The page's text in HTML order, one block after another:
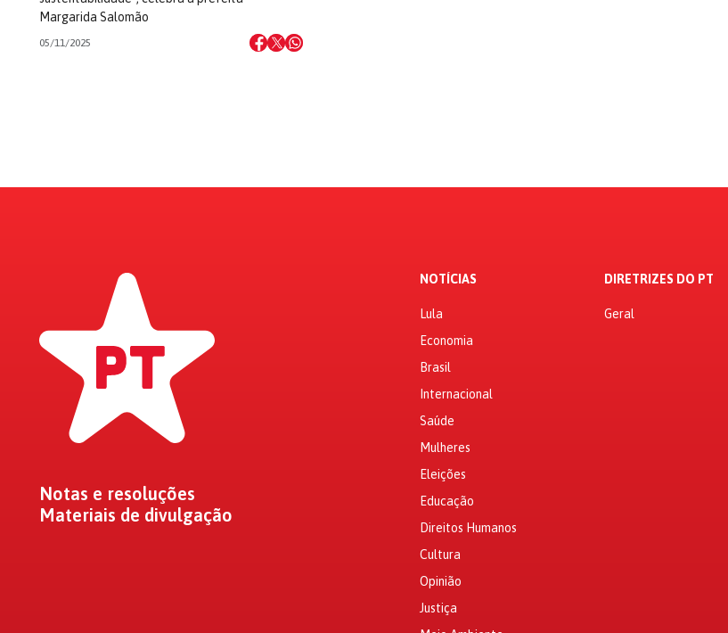
Margarida Salomão
05/11/2025
Notas e resoluções
Materiais de divulgação
NOTÍCIAS
Lula
Economia
Brasil
Internacional
Saúde
Mulheres
Eleições
Educação
Direitos Humanos
Cultura
Opinião
Justiça
DIRETRIZES DO PT
Geral